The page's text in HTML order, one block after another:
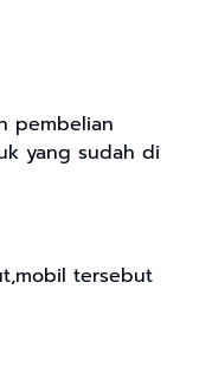
pembelian
yang sudah di
tersebut